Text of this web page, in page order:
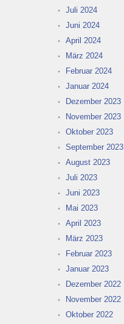
Juli 2024
Juni 2024
April 2024
März 2024
Februar 2024
Januar 2024
Dezember 2023
November 2023
Oktober 2023
September 2023
August 2023
Juli 2023
Juni 2023
Mai 2023
April 2023
März 2023
Februar 2023
Januar 2023
Dezember 2022
November 2022
Oktober 2022